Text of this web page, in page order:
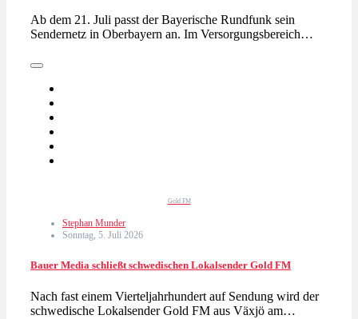
Ab dem 21. Juli passt der Bayerische Rundfunk sein
Sendernetz in Oberbayern an. Im Versorgungsbereich…
Gold FM
Stephan Munder
Sonntag, 5. Juli 2026
Bauer Media schließt schwedischen Lokalsender Gold FM
Nach fast einem Vierteljahrhundert auf Sendung wird der
schwedische Lokalsender Gold FM aus Växjö am…